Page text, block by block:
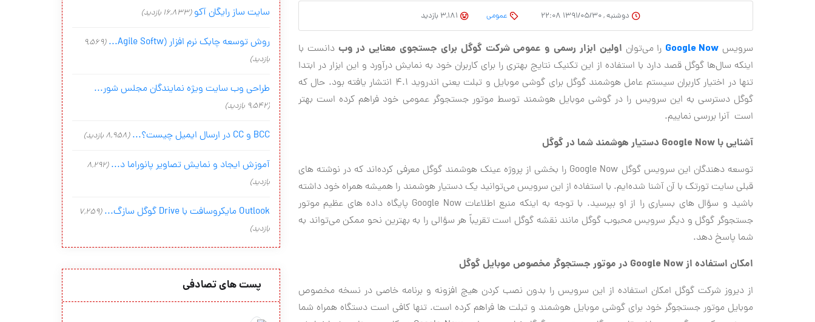
دوشنبه , ۱۳۹۱/۰۵/۳۰ ۲۲:۰۸ عمومی
سرویس Google Now را می‌توان اولین ابزار رسمی و عمومی شرکت گوگل برای جستجوی معنایی در وبدانست با
اینکه سال‌ها گوگل قصد دارد با استفاده از این تکنیک نتایج بهتری را برای کاربران خود به نمایش درآورد و این ابزار در ابتدا
تنها در اختیار کاربران سیستم عامل هوشمند گوگل برای گوشی موبایل و تبلت یعنی اندروید ۴.۱ انتشار یافته بود. حال که
گوگل دسترسی به این سرویس را در گوشی موبایل هوشمند توسط موتور جستجوگر عمومی خود فراهم کرده است بهتر
است آنرا بررسی نماییم.
آشنایی با Google Now دستیار هوشمند شما در گوگل
توسعه دهندگان این سرویس گوگل Google Now را بخشی از پروژه عینک هوشمند گوگل معرفی کرده‌اند که در نوشته های
قبلی سایت تورتک با آن آشنا شده‌ایم. با استفاده از این سرویس می‌توانید یک دستیار هوشمند را همیشه همراه خود داشته
باشید و سؤال های بسیاری را از او بپرسید. با توجه به اینکه منبع اطلاعات Google Now پایگاه داده های عظیم موتور
جستجوگر گوگل و دیگر سرویس محبوب گوگل مانند نقشه گوگل است تقریباً هر سؤالی را به بهترین نحو ممکن می‌تواند به
شما پاسخ دهد.
امکان استفاده از Google Now در موتور جستجوگر مخصوص موبایل گوگل
از دیروز شرکت گوگل امکان استفاده از این سرویس را بدون نصب کردن هیچ افزونه و برنامه خاصی در نسخه مخصوص
موبایل موتور جستجوگر خود برای گوشی موبایل هوشمند و تبلت ها فراهم کرده است. تنها کافی است دستگاه همراه شما
سایت ساز رایگان آکو (16,833 بازدید)
روش توسعه چابک نرم افزار (Agile Softw...
(9,569
بازدید)
طراحی وب سایت ویژه نمایندگان مجلس شور...
(9,542 بازدید)
BCC و CC در ارسال ایمیل چیست؟... (8,958 بازدید)
آموزش ایجاد و نمایش تصاویر پانوراما د... (8,292
بازدید)
Outlook مایکروسافت با Drive گوگل سازگ...
(7,259
بازدید)
پست های تصادفی